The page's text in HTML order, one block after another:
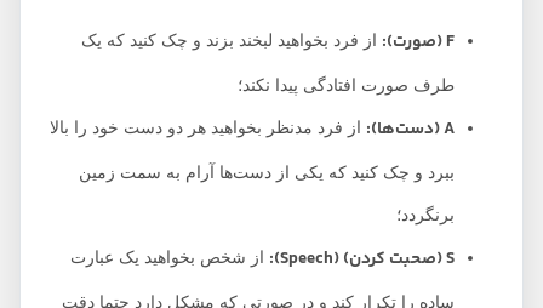
(صورت):از فرد بخواهید لبخند بزند و چک کنید که یک
طرف صورت افتادگی پیدا نکند؛
(دست‌ها):از فرد مدنظر بخواهید هر دو دست خود را بالا
ببرد و چک کنید که یکی از دست‌ها آرام به سمت زمین
برنگردد؛
(صحبت کردن) (Speech
):از شخص بخواهید یک عبارت
ساده را تکرار کند و در صورتی که مشکل دارد حتما دقت